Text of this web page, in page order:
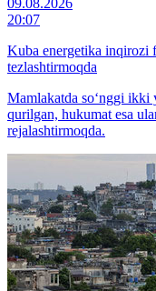
20:07
Kuba energetika inqirozi
tezlashtirmoqda
Mamlakatda so‘nggi
qurilgan, hukumat esa
rejalashtirmoqda.